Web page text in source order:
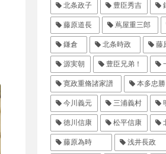
北条政子 豊臣秀吉
藤原道長 蔦屋重三郎
鎌倉 北条時政 藤
源実朝 豊臣兄弟！
寛政重脩諸家譜 本多忠勝
今川義元 三浦義村
徳川信康 松平信康
藤原為時 浅井長政